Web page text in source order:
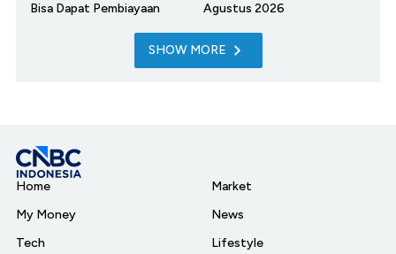
Bisa Dapat Pembiayaan
Agustus 2026
SHOW MORE
Home
My Money
Tech
Market
News
Lifestyle